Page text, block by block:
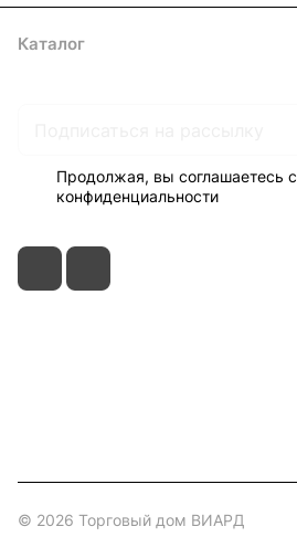
Каталог
Продолжая, вы соглашаетесь с
конфиденциальности
© 2026 Торговый дом ВИАРД